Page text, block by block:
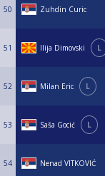
50 Zuhdin Curic
51 Ilija Dimovski L
52 Milan Eric L
53 Saša Gocić L
54 Nenad VITKOVIĆ